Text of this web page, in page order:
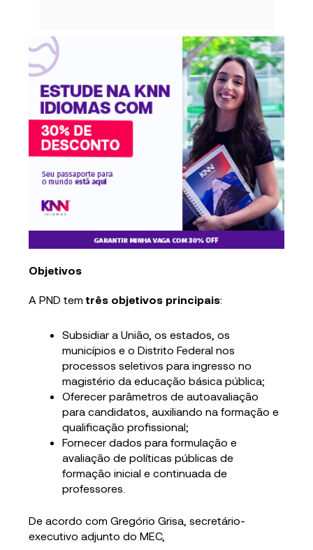
Objetivos
A PND temtrês objetivos principais:
Subsidiar a União, os estados, os
municípios e o Distrito Federal nos
processos seletivos para ingresso no
magistério da educação básica pública;
Oferecer parâmetros de autoavaliação
para candidatos, auxiliando na formação e
qualificação profissional;
Fornecer dados para formulação e
avaliação de políticas públicas de
formação inicial e continuada de
professores.
De acordo com Gregório Grisa, secretário-
executivo adjunto do MEC,